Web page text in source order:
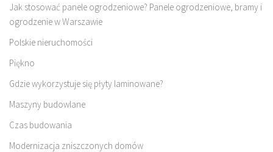
Jak stosować panele ogrodzeniowe? Panele ogrodzeniowe, bramy i
ogrodzenie w Warszawie
Polskie nieruchomości
Piękno
Gdzie wykorzystuje się płyty laminowane?
Maszyny budowlane
Czas budowania
Modernizacja zniszczonych domów